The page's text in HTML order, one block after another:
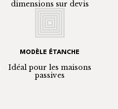
dimensions sur devis
MODÈLE ÉTANCHE
Idéal pour les maisons
passives